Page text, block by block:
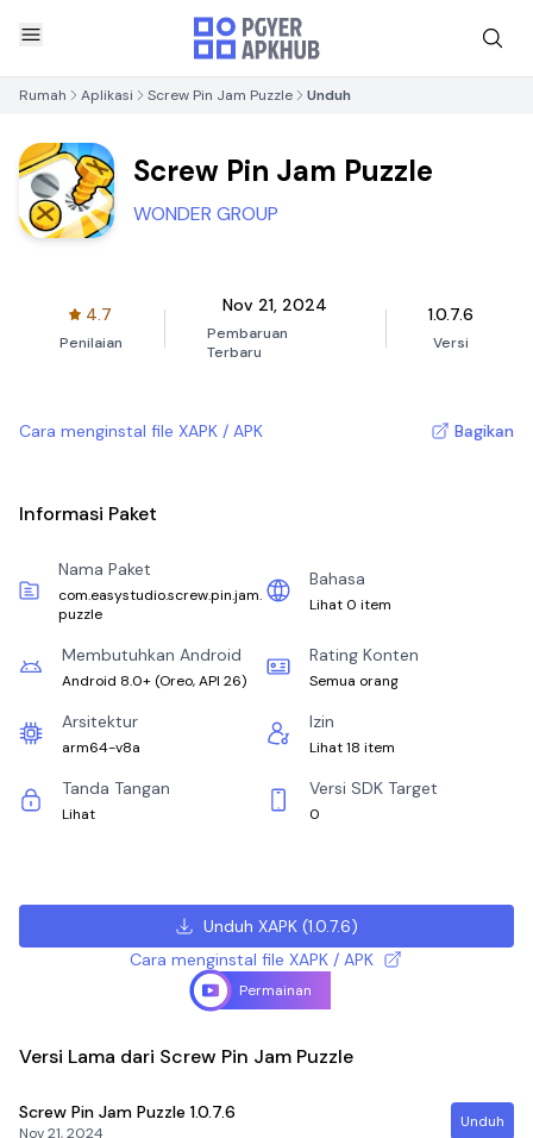
Rumah Aplikasi Screw Pin Jam Puzzle Unduh
Screw Pin Jam Puzzle
WONDER GROUP
4.7
Penilaian
Nov 21, 2024
Pembaruan
Terbaru
1.0.7.6
Versi
Cara menginstal file XAPK / APK Bagikan
Informasi Paket
Nama Paket
com.easystudio.screw.pin.jam.
puzzle
Bahasa
Lihat 0 item
Membutuhkan Android
Android 8.0+ (Oreo, API 26)
Rating Konten
Semua orang
Arsitektur
arm64-v8a
Izin
Lihat 18 item
Tanda Tangan
Lihat
Versi SDK Target
0
Unduh XAPK(1.0.7.6)
Cara menginstal file XAPK / APK
Permainan
Versi Lama dari Screw Pin Jam Puzzle
Screw Pin Jam Puzzle 1.0.7.6
Nov 21, 2024
Unduh